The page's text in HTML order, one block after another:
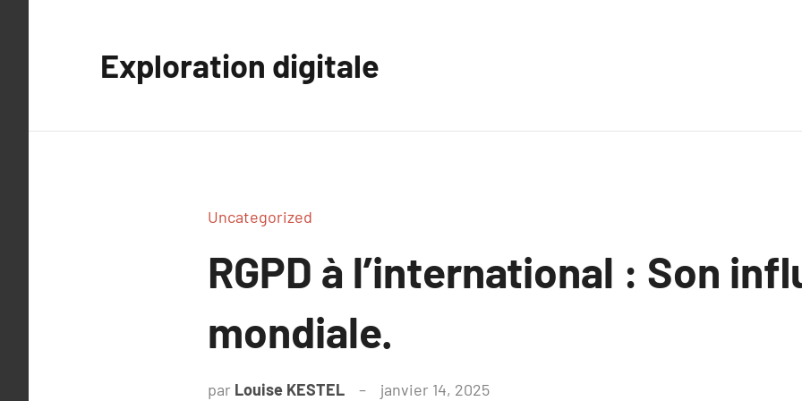
Exploration digitale
Uncategorized
RGPD à l’international : Son
mondiale.
par Louise KESTEL janvier 14, 2025